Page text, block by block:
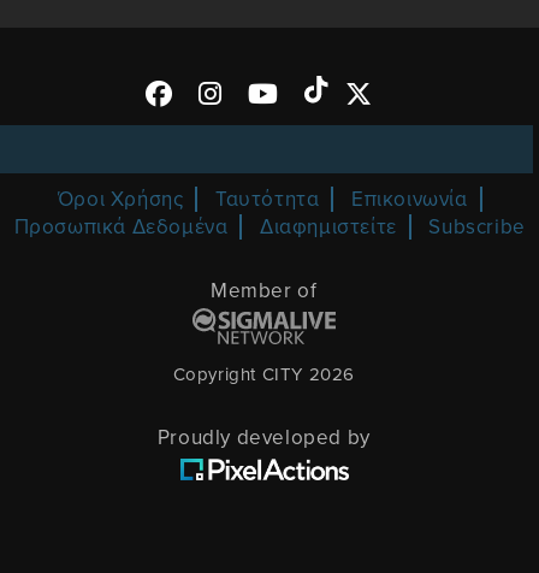
Όροι Χρήσης Ταυτότητα
Επικοινωνία
Προσωπικά Δεδομένα
Διαφημιστείτε Subscribe
Member of
Copyright CITY 2026
Proudly developed by